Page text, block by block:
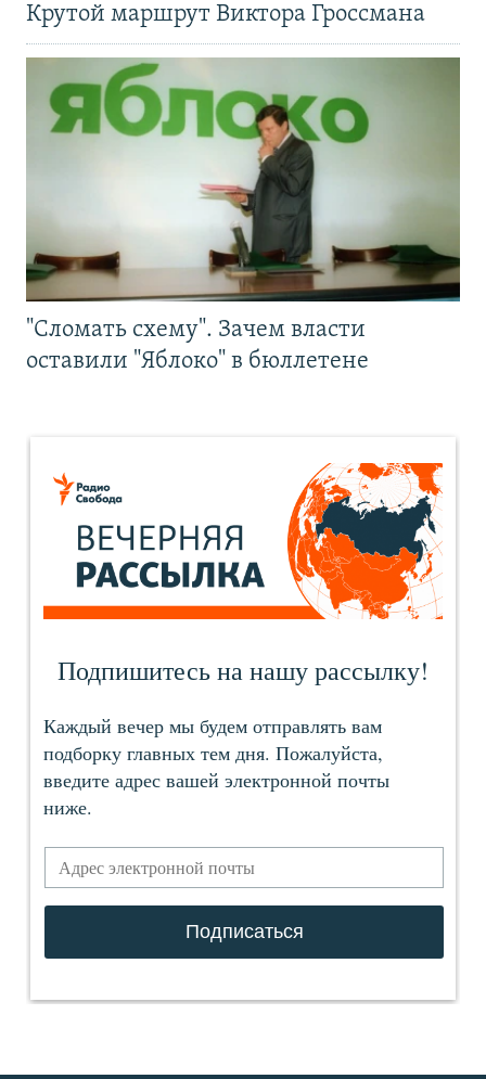
Крутой маршрут Виктора Гроссмана
"Сломать схему". Зачем власти
оставили "Яблоко" в бюллетене